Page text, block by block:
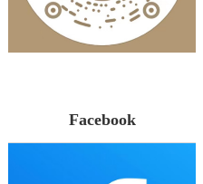
Facebook